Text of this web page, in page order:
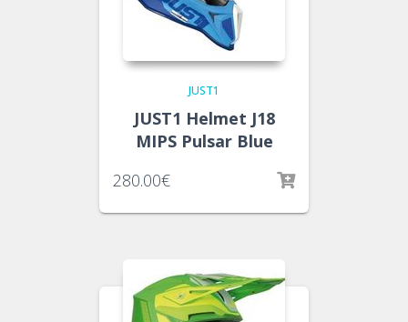
JUST1
JUST1 Helmet J18
MIPS Pulsar Blue
280.00€